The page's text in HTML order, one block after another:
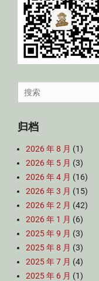
Search
for:
归档
2026 年 8 月 (1)
2026 年 5 月 (3)
2026 年 4 月 (16)
2026 年 3 月 (15)
2026 年 2 月 (42)
2026 年 1 月 (6)
2025 年 9 月 (3)
2025 年 8 月 (3)
2025 年 7 月 (4)
2025 年 6 月 (1)